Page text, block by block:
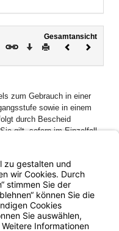
Gesamtansicht
Download
DruckenVorheriges
zum Gebrauch in einer
sowie in einem
durch Bescheid
Sie gilt, sofern im Einzelfall
bestimmt ist, nach
auch als
und Jahrgangsstufe